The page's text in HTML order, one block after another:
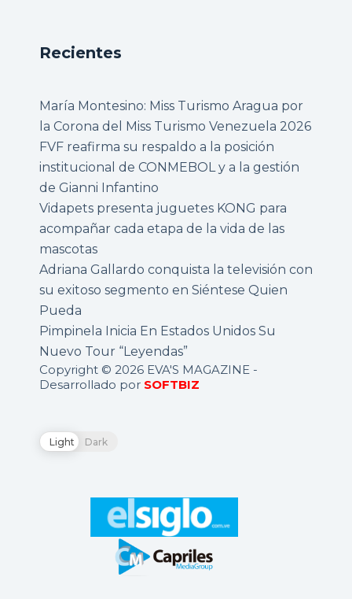
Recientes
María Montesino: Miss Turismo Aragua por
la Corona del Miss Turismo Venezuela 2026
FVF reafirma su respaldo a la posición
institucional de CONMEBOL y a la gestión
de Gianni Infantino
Vidapets presenta juguetes KONG para
acompañar cada etapa de la vida de las
mascotas
Adriana Gallardo conquista la televisión con
su exitoso segmento en Siéntese Quien
Pueda
Pimpinela Inicia En Estados Unidos Su
Nuevo Tour “Leyendas”
Copyright © 2026 EVA'S MAGAZINE -
Desarrollado por SOFTBIZ
Light Dark